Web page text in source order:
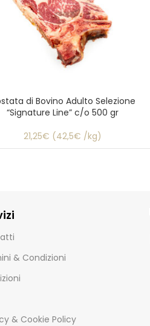
di Bovino Adulto Selezione
“Signature Line” c/o 500 gr
21,25€ (42,5€ /kg)
& Condizioni
& Cookie Policy